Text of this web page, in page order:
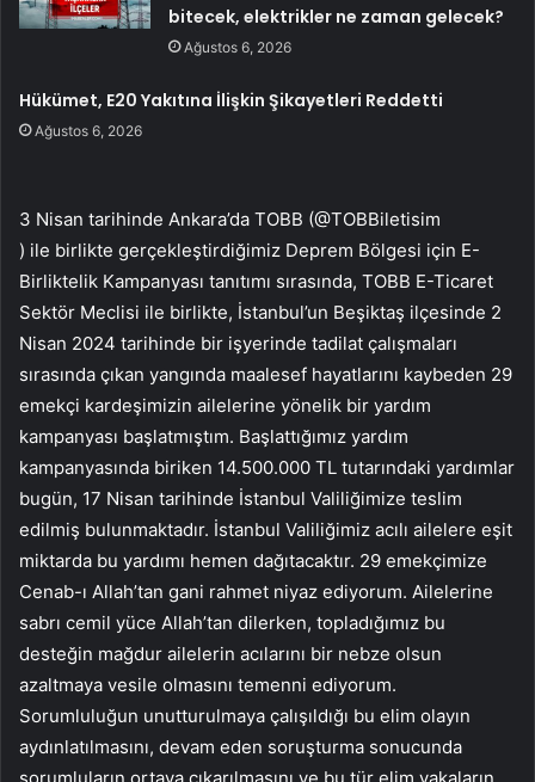
bitecek, elektrikler ne zaman gelecek?
Ağustos 6, 2026
Hükümet, E20 Yakıtına İlişkin Şikayetleri Reddetti
Ağustos 6, 2026
3 Nisan tarihinde Ankara’da TOBB (@TOBBiletisim
) ile birlikte gerçekleştirdiğimiz Deprem Bölgesi için E-
Birliktelik Kampanyası tanıtımı sırasında, TOBB E-Ticaret
Sektör Meclisi ile birlikte, İstanbul’un Beşiktaş ilçesinde 2
Nisan 2024 tarihinde bir işyerinde tadilat çalışmaları
sırasında çıkan yangında maalesef hayatlarını kaybeden 29
emekçi kardeşimizin ailelerine yönelik bir yardım
kampanyası başlatmıştım. Başlattığımız yardım
kampanyasında biriken 14.500.000 TL tutarındaki yardımlar
bugün, 17 Nisan tarihinde İstanbul Valiliğimize teslim
edilmiş bulunmaktadır. İstanbul Valiliğimiz acılı ailelere eşit
miktarda bu yardımı hemen dağıtacaktır. 29 emekçimize
Cenab-ı Allah’tan gani rahmet niyaz ediyorum. Ailelerine
sabrı cemil yüce Allah’tan dilerken, topladığımız bu
desteğin mağdur ailelerin acılarını bir nebze olsun
azaltmaya vesile olmasını temenni ediyorum.
Sorumluluğun unutturulmaya çalışıldığı bu elim olayın
aydınlatılmasını, devam eden soruşturma sonucunda